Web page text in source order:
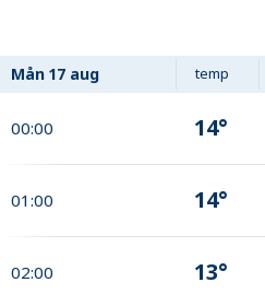
Mån 17 aug temp
00:00 14°
01:00 14°
02:00 13°